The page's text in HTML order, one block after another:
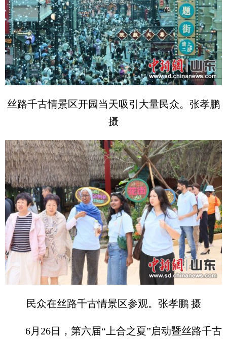
丝路千古情景区开园当天吸引大量民众。张孝鹏
摄
民众在丝路千古情景区参观。张孝鹏 摄
6月26日，第六届“上合之夏”启动暨丝路千古